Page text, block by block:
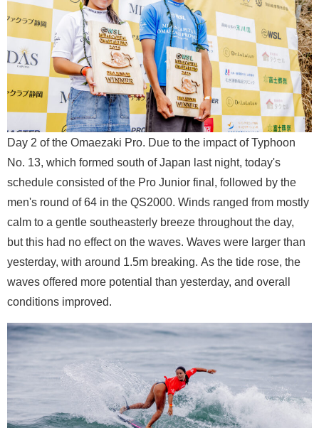
Day 2 of the Omaezaki Pro. Due to the impact of Typhoon
No. 13, which formed south of Japan last night, today's
schedule consisted of the Pro Junior final, followed by the
men's round of 64 in the QS2000. Winds ranged from mostly
calm to a gentle southeasterly breeze throughout the day,
but this had no effect on the waves. Waves were larger than
yesterday, with around 1.5m breaking. As the tide rose, the
waves offered more potential than yesterday, and overall
conditions improved.